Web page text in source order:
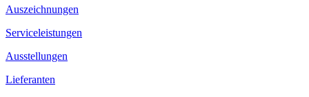
Auszeichnungen
Serviceleistungen
Ausstellungen
Lieferanten